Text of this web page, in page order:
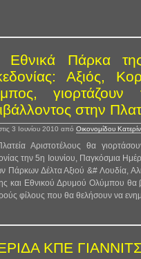
Εθνικά Πάρκα της
Αξιός,
στην
3 Ιουνίου 2010 από Οικονομίδου
Αριστοτέλους θα
την 5η Ιουνίου, Παγκόσμια
Πάρκων Δέλτα Αξιού &# Λουδία,
και Εθνικού Δρυμού Ολύμπου θα
φίλους που θα θελήσουν να